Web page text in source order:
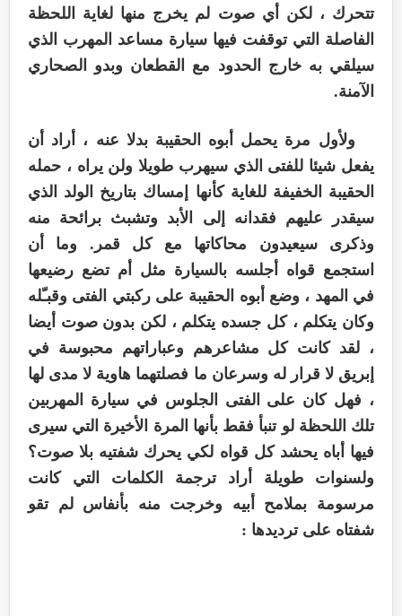
تتحرك ، لكن أي صوت لم يخرج منها لغاية اللحظة
الفاصلة التي توقفت فيها سيارة مساعد المهرب الذي
سيلقي به خارج الحدود مع القطعان وبدو الصحاري
الآمنة.
ولأول مرة يحمل أبوه الحقيبة بدلا عنه ، أراد أن
يفعل شيئا للفتى الذي سيهرب طويلا ولن يراه ، حمله
الحقيبة الخفيفة للغاية كأنها إمساك بتاريخ الولد الذي
سيقدر عليهم فقدانه إلى الأبد وتشبث برائحة منه
وذكرى سيعيدون محاكاتها مع كل قمر. وما أن
استجمع قواه أجلسه بالسيارة مثل أم تضع رضيعها
في المهد ، وضع أبوه الحقيبة على ركبتي الفتى وقبـّله
وكان يتكلم ، كل جسده يتكلم ، لكن بدون صوت أيضا
، لقد كانت كل مشاعرهم وعباراتهم محبوسة في
إبريق لا قرار له وسرعان ما فصلتهما هاوية لا مدى لها
، فهل كان على الفتى الجلوس في سيارة المهربين
تلك اللحظة لو تنبأ فقط بأنها المرة الأخيرة التي سيرى
فيها أباه يحشد كل قواه لكي يحرك شفتيه بلا صوت؟
ولسنوات طويلة أراد ترجمة الكلمات التي كانت
مرسومة بملامح أبيه وخرجت منه بأنفاس لم تقو
شفتاه على ترديدها :